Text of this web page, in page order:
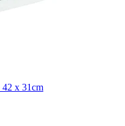
42 x 31cm